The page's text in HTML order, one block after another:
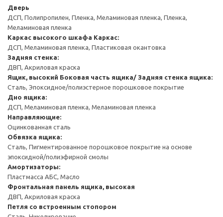
Дверь
ДСП, Полипропилен, Пленка, Меламиновая пленка, Пленка,
Меламиновая пленка
Каркас высокого шкафа Каркас:
ДСП, Меламиновая пленка, Пластиковая окантовка
Задняя стенка:
ДВП, Акриловая краска
Ящик, высокий Боковая часть ящика/ Задняя стенка ящика:
Сталь, Эпоксидное/полиэстерное порошковое покрытие
Дно ящика:
ДСП, Меламиновая пленка, Меламиновая пленка
Направляющие:
Оцинкованная сталь
Обвязка ящика:
Сталь, Пигментированное порошковое покрытие на основе
эпоксидной/полиэфирной смолы
Амортизаторы:
Пластмасса АБС, Масло
Фронтальная панель ящика, высокая
ДВП, Акриловая краска
Петля со встроенным стопором